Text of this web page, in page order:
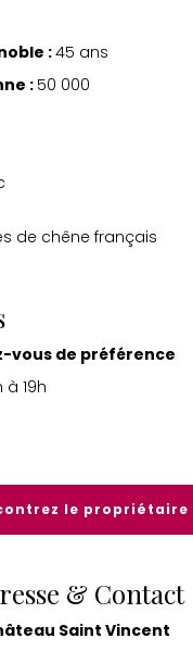
:45 ans
: 50 000
de chêne français
vous de préférence
19h
le propriétaire
& Contact
Saint Vincent